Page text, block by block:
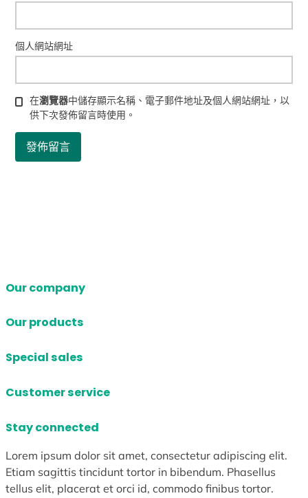
個人網站網址
在瀏覽器中儲存顯示名稱、電子郵件地址及個人網站網址，以
供下次發佈留言時使用。
Our company
Our products
Special sales
Customer service
Stay connected
Lorem ipsum dolor sit amet, consectetur adipiscing elit.
Etiam sagittis tincidunt tortor in bibendum. Phasellus
tellus elit, placerat et orci id, commodo finibus tortor.